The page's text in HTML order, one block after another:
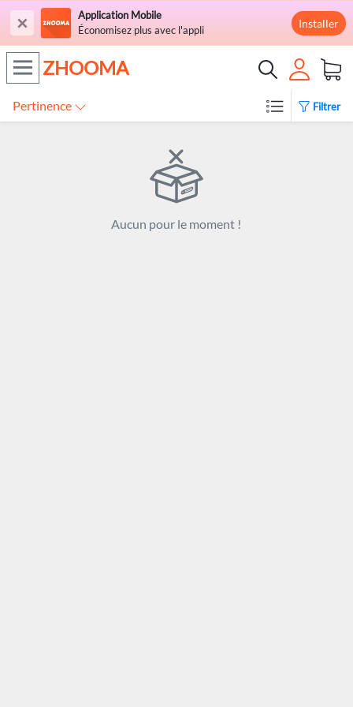
×
Application Mobile
Économisez plus avec l'appli
Installer
ZHOOMA
Pertinence Filtrer
Aucun pour le moment !